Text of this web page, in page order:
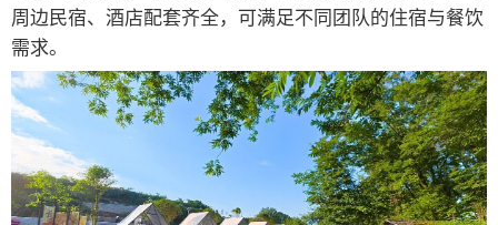
周边民宿、酒店配套齐全，可满足不同团队的住宿与餐饮
需求。